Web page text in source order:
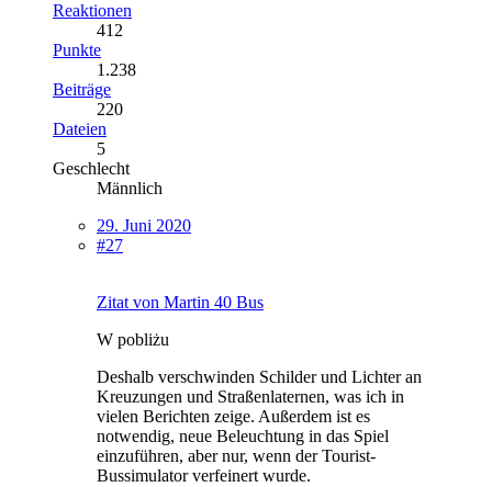
Reaktionen
412
Punkte
1.238
Beiträge
220
Dateien
5
Geschlecht
Männlich
29. Juni 2020
#27
Zitat von Martin 40 Bus
W pobliżu
Deshalb verschwinden Schilder und Lichter an
Kreuzungen und Straßenlaternen, was ich in
vielen Berichten zeige. Außerdem ist es
notwendig, neue Beleuchtung in das Spiel
einzuführen, aber nur, wenn der Tourist-
Bussimulator verfeinert wurde.